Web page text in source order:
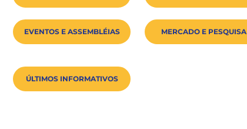
EVENTOS E ASSEMBLÉIAS MERCADO E PESQUISA
ÚLTIMOS INFORMATIVOS